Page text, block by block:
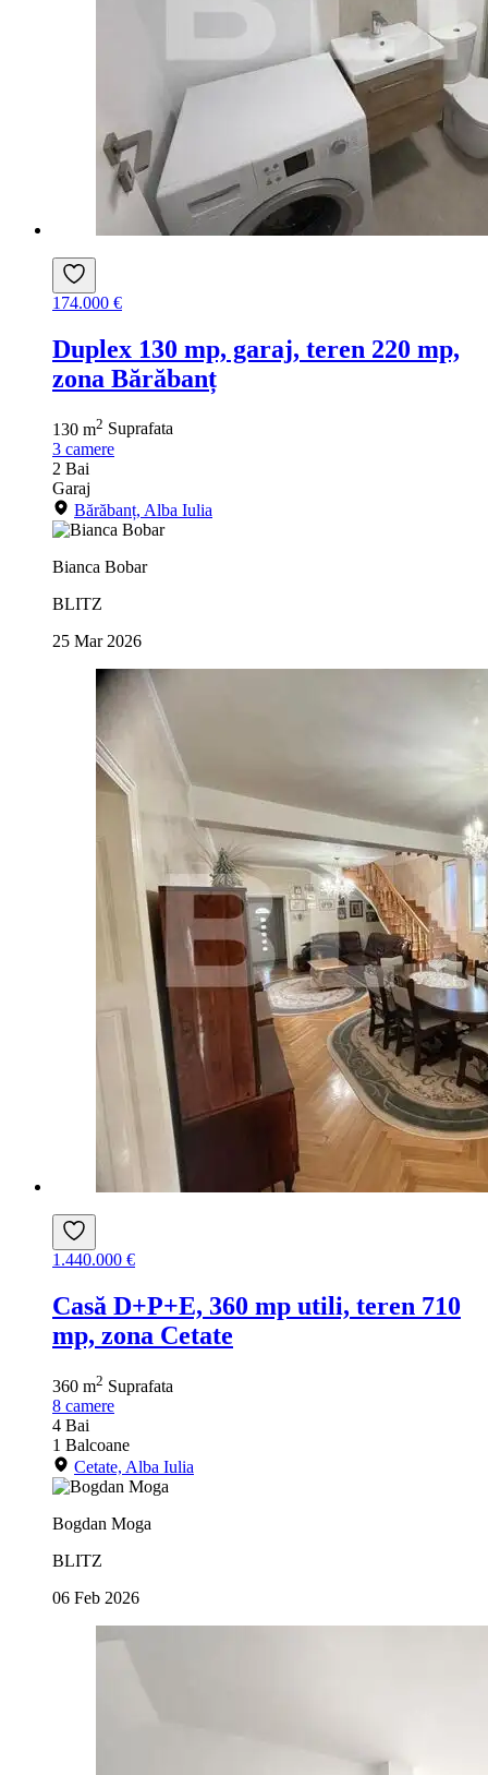
174.000 €
Duplex 130 mp, garaj, teren 220 mp,
zona Bărăbanț
130 m2 Suprafata
3 camere
2 Bai
Garaj
Bărăbanț, Alba Iulia
Bianca Bobar
BLITZ
25 Mar 2026
1.440.000 €
Casă D+P+E, 360 mp utili, teren 710
mp, zona Cetate
360 m2 Suprafata
8 camere
4 Bai
1 Balcoane
Cetate, Alba Iulia
Bogdan Moga
BLITZ
06 Feb 2026